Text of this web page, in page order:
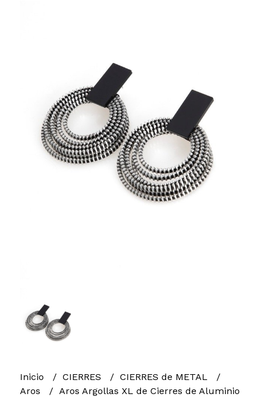
Inicio CIERRES
CIERRES de METAL
Aros
Aros Argollas XL de Cierres de Aluminio